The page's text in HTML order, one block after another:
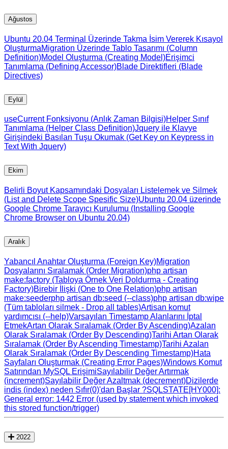
Ağustos
Ubuntu 20.04 Terminal Üzerinde Takma İsim Vererek Kısayol
OluşturmaMigration Üzerinde Tablo Tasarımı (Column
Definition)Model Oluşturma (Creating Model)Erişimci
Tanımlama (Defining Accessor)Blade Direktifleri (Blade
Directives)
Eylül
useCurrent Fonksiyonu (Anlık Zaman Bilgisi)Helper Sınıf
Tanımlama (Helper Class Definition)Jquery ile Klavye
Girişindeki Basılan Tuşu Okumak (Get Key on Keypress in
Text With Jquery)
Ekim
Belirli Boyut Kapsamındaki Dosyaları Listelemek ve Silmek
(List and Delete Scope Spesific Size)Ubuntu 20.04 üzerinde
Google Chrome Tarayıcı Kurulumu (Installing Google
Chrome Browser on Ubuntu 20.04)
Aralık
Yabancıl Anahtar Oluşturma (Foreign Key)Migration
Dosyalarını Sıralamak (Order Migration)php artisan
make:factory (Tabloya Örnek Veri Doldurma - Creating
Factory)Birebir İlişki (One to One Relation)php artisan
make:seederphp artisan db:seed (--class)php artisan db:wipe
(Tüm tabloları silmek - Drop all tables)Artisan komut
yardımcısı (--help)Varsayılan Timestamp Alanlarını İptal
EtmekArtan Olarak Sıralamak (Order By Ascending)Azalan
Olarak Sıralamak (Order By Descending)Tarihi Artan Olarak
Sıralamak (Order By Ascending Timestamp)Tarihi Azalan
Olarak Sıralamak (Order By Descending Timestamp)Hata
Sayfaları Oluşturmak (Creating Error Pages)Windows Komut
Satırından MySQL ErişimiSayılabilir Değer Artırmak
(increment)Sayılabilir Değer Azaltmak (decrement)Dizilerde
indis (index) neden Sıfır(0)'dan Başlar ?SQLSTATE[HY000]:
General error: 1442 Error (used by statement which invoked
this stored function/trigger)
2022